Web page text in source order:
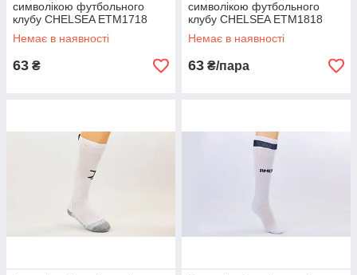
символікою футбольного
клубу CHELSEA ETM1718
(терилен, р-р 27-34, кольору
в асортименті)
Немає в наявності
63 ₴
символікою футбольного
клубу CHELSEA ETM1818
(терилен, 27-34, кольори в
асортименті)
Немає в наявності
63 ₴/пара